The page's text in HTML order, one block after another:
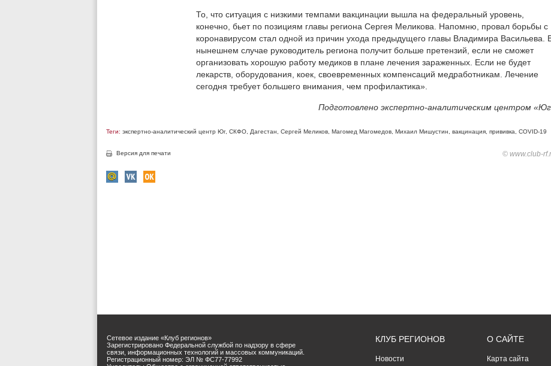
То, что ситуация с низкими темпами вакцинации вышла на федеральный уровень,
конечно, бьет по позициям главы региона Сергея Меликова. Напомню, провал борьбы с
коронавирусом стал одной из причин ухода предыдущего главы Владимира Васильева.
нынешнем случае руководитель региона получит больше претензий, если не сможет
организовать хорошую работу медиков в плане лечения зараженных. Если не будет
лекарств, оборудования, коек, своевременных компенсаций медработникам. Лечение
сегодня требует большего внимания, чем профилактика».
Подготовлено экспертно-аналитическим центром
Теги: экспертно-аналитический центр Юг, СКФО Дагестан Сергей Меликов Магомед Магомедов Михаил Мишустин вакцинация прививка COVID-19
Версия для печати © www.club-
Сетевое издание «Клуб регионов»
Зарегистрировано Федеральной службой по надзору в сфере
связи, информационных технологий и массовых коммуникаций.
Регистрационный номер: ЭЛ № ФС77-77992
КЛУБ РЕГИОНОВ
Новости
О САЙТЕ
Карта сайта